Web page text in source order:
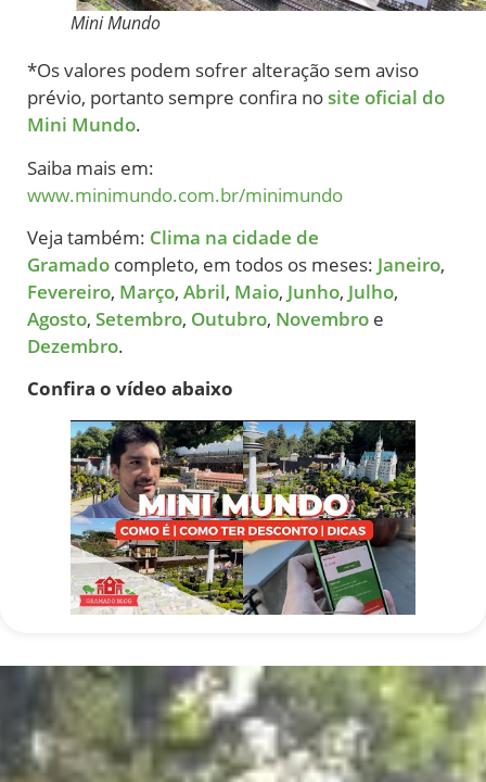
Mini Mundo
*Os valores podem sofrer alteração sem aviso
prévio, portanto sempre confira nosite oficial do
Mini Mundo.
Saiba mais em:
www.minimundo.com.br/minimundo
Veja também: Clima na cidade de
Gramado completo, em todos os meses: Janeiro,
Fevereiro, Março, Abril, Maio, Junho, Julho,
Agosto, Setembro, Outubro, Novembro e
Dezembro.
Confira o vídeo abaixo